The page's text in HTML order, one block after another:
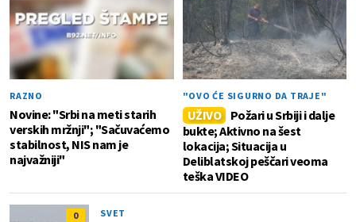
RAZNO
Novine: "Srbi na meti starih
verskih mržnji"; "Sačuvaćemo
stabilnost, NIS nam je
najvažniji"
"OVO ĆE SIGURNO DA TRAJE"
UŽIVO
Požari u Srbiji i dalje
bukte; Aktivno na šest
lokacija; Situacija u
Deliblatskoj peščari veoma
teška VIDEO
0 SVET